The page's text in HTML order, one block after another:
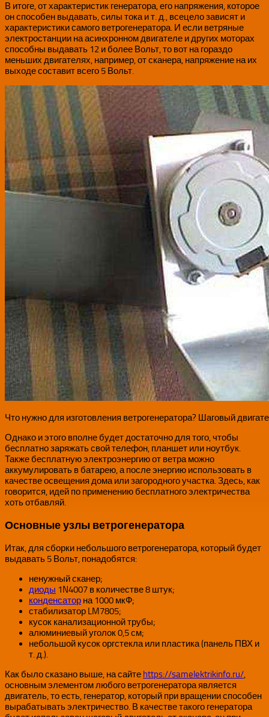
В итоге, от характеристик генератора, его напряжения, которое
он способен выдавать, силы тока и т. д., всецело зависят и
характеристики самого ветрогенератора. И если ветряные
электростанции на асинхронном двигателе и других моторах
способны выдавать 12 и более Вольт, то вот на гораздо
меньших двигателях, например, от сканера, напряжение на их
выходе составит всего 5 Вольт.
Что нужно для изготовления ветрогенератора? Шаговый
Однако и этого вполне будет достаточно для того, чтобы
бесплатно заряжать свой телефон, планшет или ноутбук.
Также бесплатную электроэнергию от ветра можно
аккумулировать в батарею, а после энергию использовать в
качестве освещения дома или загородного участка. Здесь, как
говорится, идей по применению бесплатного электричества
хоть отбавляй.
Основные узлы ветрогенератора
Итак, для сборки небольшого ветрогенератора, который будет
выдавать 5 Вольт, понадобятся:
ненужный сканер;
диоды 1N4007 в количестве 8 штук;
конденсатор на 1000 мкФ;
стабилизатор LM7805;
кусок канализационной трубы;
алюминиевый уголок 0,5 см;
небольшой кусок оргстекла или пластика (панель ПВХ и
т. д.).
Как было сказано выше, на сайте https://samelektrikinfo.ru/,
основным элементом любого ветрогенератора является
двигатель, то есть, генератор, который при вращении способен
вырабатывать электричество. В качестве такого генератора